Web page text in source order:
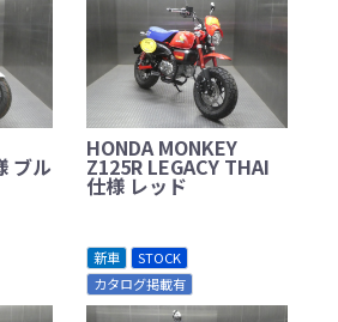
ブル
HONDA MONKEY
Z125R LEGACY THAI
仕様 レッド
新車
STOCK
カタログ掲載有